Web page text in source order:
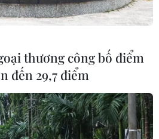
thương công bố điểm
đến 29,7 điểm